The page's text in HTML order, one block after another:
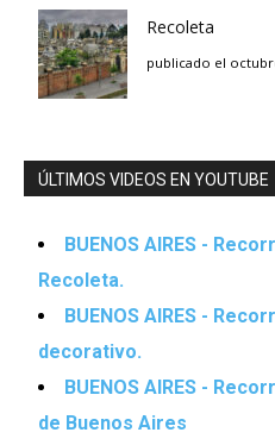
Recoleta
publicado el
ÚLTIMOS VIDEOS EN YOUTUBE
BUENOS AIRES -
Recoleta.
BUENOS AIRES -
decorativo.
BUENOS AIRES -
de Buenos Aires